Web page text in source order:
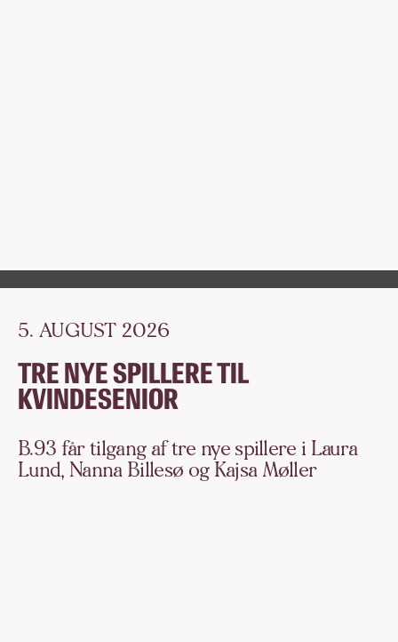
TRE NYE SPILLERE TIL
KVINDESENIOR
5. AUGUST 2026
B.93 får tilgang af tre nye spillere i Laura
Lund, Nanna Billesø og Kajsa Møller